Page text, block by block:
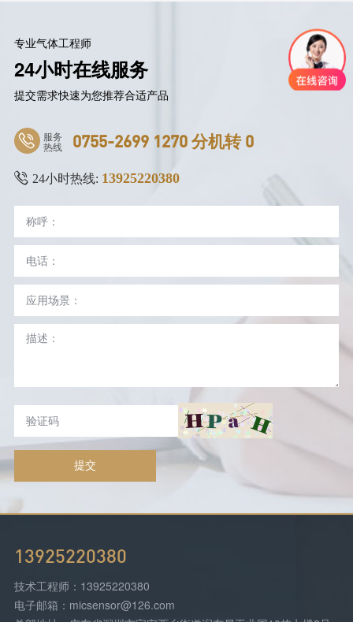
专业气体工程师
24小时在线服务
提交需求快速为您推荐合适产品
服务
热线 0755-2699 1270 分机转 0
24小时热线: 13925220380
提交
13925220380
技术工程师：13925220380
电子邮箱：micsensor@126.com